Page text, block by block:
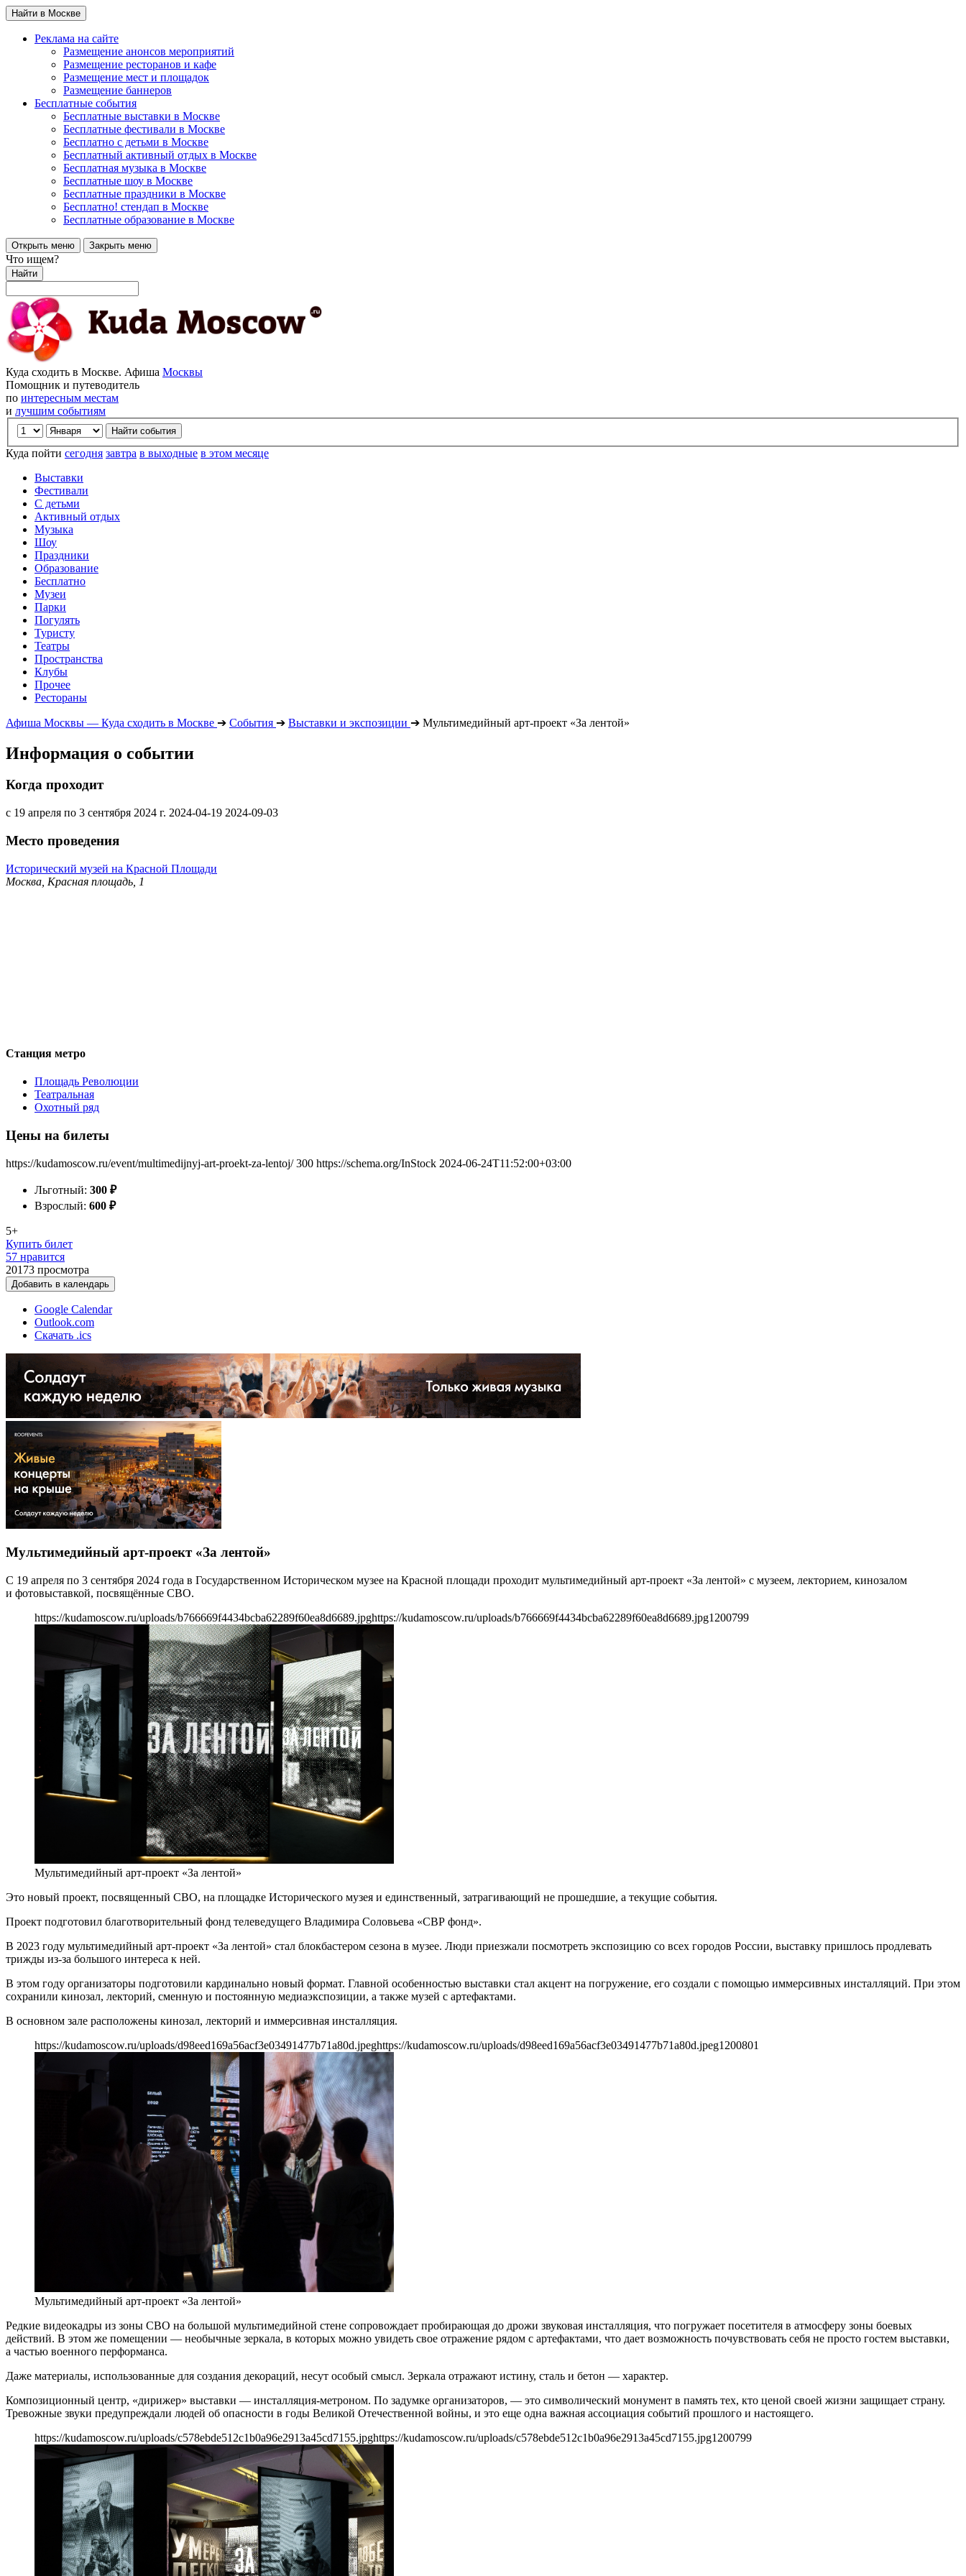
Найти в Москве
Реклама на сайте
Размещение анонсов мероприятий
Размещение ресторанов и кафе
Размещение мест и площадок
Размещение баннеров
Бесплатные события
Бесплатные выставки в Москве
Бесплатные фестивали в Москве
Бесплатно с детьми в Москве
Бесплатный активный отдых в Москве
Бесплатная музыка в Москве
Бесплатные шоу в Москве
Бесплатные праздники в Москве
Бесплатно! стендап в Москве
Бесплатные образование в Москве
Открыть меню Закрыть меню
Что ищем?
Найти
Куда сходить в Москве. Афиша Москвы
Помощник и путеводитель
по интересным местам
и лучшим событиям
Куда пойти сегодня завтра в выходные в этом месяце
Выставки
Фестивали
С детьми
Активный отдых
Музыка
Шоу
Праздники
Образование
Бесплатно
Музеи
Парки
Погулять
Туристу
Театры
Пространства
Клубы
Прочее
Рестораны
Афиша Москвы — Куда сходить в Москве ➔ События ➔ Выставки и экспозиции ➔ Мультимедийный арт-проект «За лентой»
Информация о событии
Когда проходит
с 19 апреля по 3 сентября 2024 г. 2024-04-19 2024-09-03
Место проведения
Исторический музей на Красной Площади
Москва, Красная площадь, 1
Станция метро
Площадь Революции
Театральная
Охотный ряд
Цены на билеты
https://kudamoscow.ru/event/multimedijnyj-art-proekt-za-lentoj/ 300 https://schema.org/InStock 2024-06-24T11:52:00+03:00
Льготный: 300 ₽
Взрослый: 600 ₽
5+
Купить билет
57 нравится
20173 просмотра
Добавить в календарь
Google Calendar
Outlook.com
Скачать .ics
Мультимедийный арт-проект «За лентой»
С 19 апреля по 3 сентября 2024 года в Государственном Историческом музее на Красной площади проходит мультимедийный арт-проект «За лентой» с музеем, лекторием, кинозалом
и фотовыставкой, посвящённые СВО.
https://kudamoscow.ru/uploads/b766669f4434bcba62289f60ea8d6689.jpghttps://kudamoscow.ru/uploads/b766669f4434bcba62289f60ea8d6689.jpg1200799
Мультимедийный арт-проект «За лентой»
Это новый проект, посвященный СВО, на площадке Исторического музея и единственный, затрагивающий не прошедшие, а текущие события.
Проект подготовил благотворительный фонд телеведущего Владимира Соловьева «СВР фонд».
В 2023 году мультимедийный арт-проект «За лентой» стал блокбастером сезона в музее. Люди приезжали посмотреть экспозицию со всех городов России, выставку пришлось продлевать
трижды из-за большого интереса к ней.
В этом году организаторы подготовили кардинально новый формат. Главной особенностью выставки стал акцент на погружение, его создали с помощью иммерсивных инсталляций. При этом
сохранили кинозал, лекторий, сменную и постоянную медиаэкспозиции, а также музей с артефактами.
В основном зале расположены кинозал, лекторий и иммерсивная инсталляция.
https://kudamoscow.ru/uploads/d98eed169a56acf3e03491477b71a80d.jpeghttps://kudamoscow.ru/uploads/d98eed169a56acf3e03491477b71a80d.jpeg1200801
Мультимедийный арт-проект «За лентой»
Редкие видеокадры из зоны СВО на большой мультимедийной стене сопровождает пробирающая до дрожи звуковая инсталляция, что погружает посетителя в атмосферу зоны боевых
действий. В этом же помещении — необычные зеркала, в которых можно увидеть свое отражение рядом с артефактами, что дает возможность почувствовать себя не просто гостем выставки,
а частью военного перформанса.
Даже материалы, использованные для создания декораций, несут особый смысл. Зеркала отражают истину, сталь и бетон — характер.
Композиционный центр, «дирижер» выставки — инсталляция-метроном. По задумке организаторов, — это символический монумент в память тех, кто ценой своей жизни защищает страну.
Тревожные звуки предупреждали людей об опасности в годы Великой Отечественной войны, и это еще одна важная ассоциация событий прошлого и настоящего.
https://kudamoscow.ru/uploads/c578ebde512c1b0a96e2913a45cd7155.jpghttps://kudamoscow.ru/uploads/c578ebde512c1b0a96e2913a45cd7155.jpg1200799